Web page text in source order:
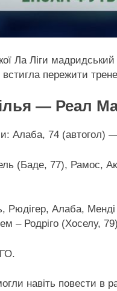
Ла Ліги мадридський
пережити
— Реал
Алаба, 74 (автогол)
(Баде, 77), Рамос,
Рюдігер, Алаба,
– Родріго (Хоселу,
навіть повести в